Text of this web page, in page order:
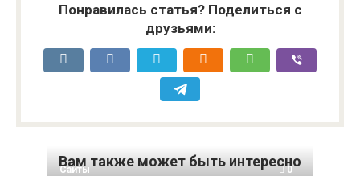
Понравилась статья? Поделиться с
друзьями:
Вам также может быть интересно
Сайты 0